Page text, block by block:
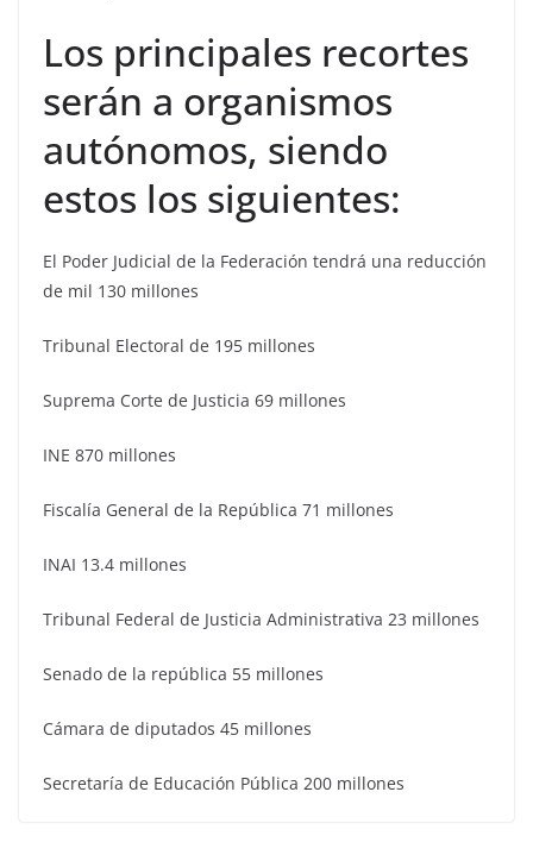
Los principales recortes
serán a organismos
autónomos, siendo
estos los siguientes:
El Poder Judicial de la Federación tendrá una reducción
de mil 130 millones
Tribunal Electoral de 195 millones
Suprema Corte de Justicia 69 millones
INE 870 millones
Fiscalía General de la República 71 millones
INAI 13.4 millones
Tribunal Federal de Justicia Administrativa 23 millones
Senado de la república 55 millones
Cámara de diputados 45 millones
Secretaría de Educación Pública 200 millones